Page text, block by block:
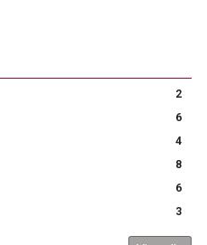
2
6
4
8
6
3